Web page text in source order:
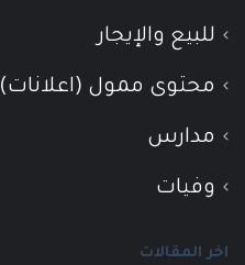
للبيع والإيجار
محتوى ممول (اعلانات)
مدارس
وفيات
اخر المقالات